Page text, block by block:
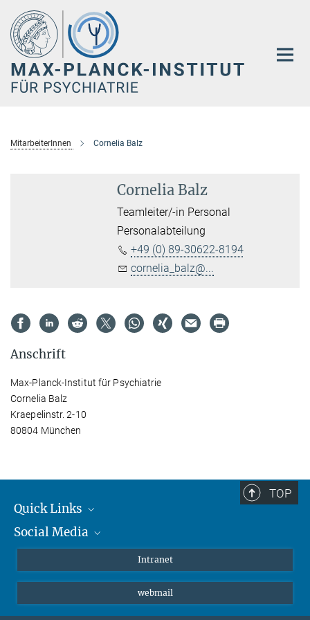
Hauptinhalt
MitarbeiterInnen Cornelia Balz
Cornelia Balz
Teamleiter/-in Personal
Personalabteilung
+49 (0) 89-30622-8194
cornelia_balz@...
Anschrift
Max-Planck-Institut für Psychiatrie
Cornelia Balz
Kraepelinstr. 2-10
80804 München
TOP
Quick Links
Student*innen/Wissenschaftler*innen
Social Media
Bluesky
Intranet
webmail